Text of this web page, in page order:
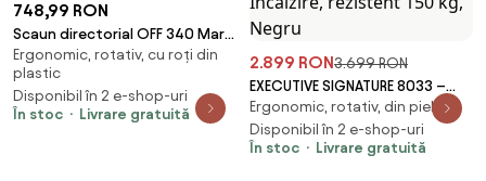
748,99 RON
Scaun directorial OFF 340 Maro
din piele ecologică, rabatabil,
cu suport de picioare
Ergonomic, rotativ, cu roți din
plastic
Disponibil în 2 e-shop-uri
În stoc
Livrare gratuită
2.899 RON3.699 RON
EXECUTIVE SIGNATURE 8033 –
Scaun directorial din piele
naturala si lemn masiv, Masaj in
9 puncte si Incalzire, rezistent
Ergonomic, rotativ, din piele
Disponibil în 2 e-shop-uri
În stoc
Livrare gratuită